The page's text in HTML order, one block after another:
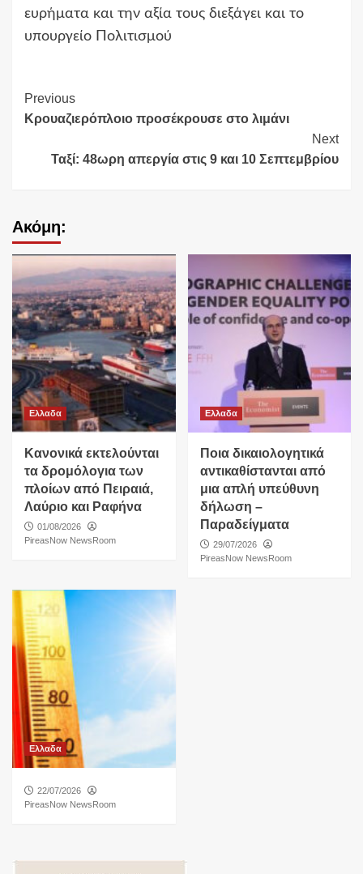
ευρήματα και την αξία τους διεξάγει και το
υπουργείο Πολιτισμού
Continue
Reading
Previous
Κρουαζιερόπλοιο προσέκρουσε στο λιμάνι
Next
Ταξί: 48ωρη απεργία στις 9 και 10 Σεπτεμβρίου
Ακόμη:
Ελλαδα
Κανονικά εκτελούνται
τα δρομόλογια των
πλοίων από Πειραιά,
Λαύριο και Ραφήνα
01/08/2026
PireasNow NewsRoom
Ελλαδα
Ποια δικαιολογητικά
αντικαθίστανται από
μια απλή υπεύθυνη
δήλωση –
Παραδείγματα
29/07/2026
PireasNow NewsRoom
Ελλαδα
22/07/2026
PireasNow NewsRoom